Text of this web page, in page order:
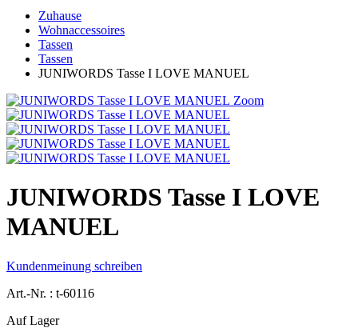
Zuhause
Wohnaccessoires
Tassen
Tassen
JUNIWORDS Tasse I LOVE MANUEL
Zoom
JUNIWORDS Tasse I LOVE
MANUEL
Kundenmeinung schreiben
Art.-Nr. : t-60116
Auf Lager